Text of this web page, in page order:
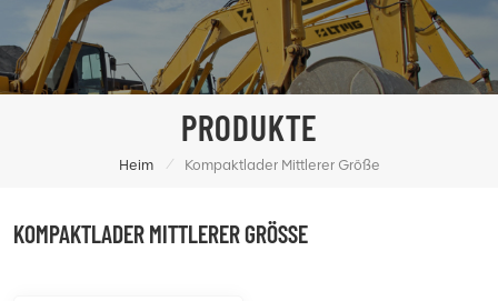
PRODUKTE
Heim / Kompaktlader Mittlerer Größe
KOMPAKTLADER MITTLERER GRÖSSE